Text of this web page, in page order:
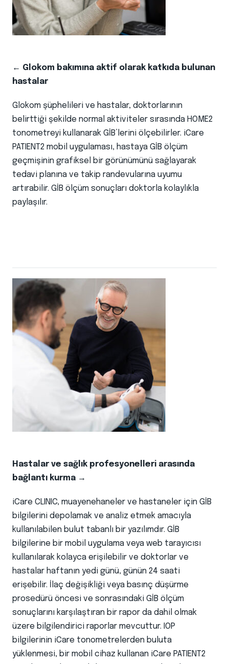
← Glokom bakımına aktif olarak katkıda bulunan
hastalar
Glokom şüphelileri ve hastalar, doktorlarının
belirttiği şekilde normal aktiviteler sırasında HOME2
tonometreyi kullanarak GİB’lerini ölçebilirler. iCare
PATIENT2 mobil uygulaması, hastaya GİB ölçüm
geçmişinin grafiksel bir görünümünü sağlayarak
tedavi planına ve takip randevularına uyumu
artırabilir. GİB ölçüm sonuçları doktorla kolaylıkla
paylaşılır.
Hastalar ve sağlık profesyonelleri arasında
bağlantı kurma →
iCare CLINIC, muayenehaneler ve hastaneler için GİB
bilgilerini depolamak ve analiz etmek amacıyla
kullanılabilen bulut tabanlı bir yazılımdır. GİB
bilgilerine bir mobil uygulama veya web tarayıcısı
kullanılarak kolayca erişilebilir ve doktorlar ve
hastalar haftanın yedi günü, günün 24 saati
erişebilir. İlaç değişikliği veya basınç düşürme
prosedürü öncesi ve sonrasındaki GİB ölçüm
sonuçlarını karşılaştıran bir rapor da dahil olmak
üzere bilgilendirici raporlar mevcuttur. IOP
bilgilerinin iCare tonometrelerden buluta
yüklenmesi, bir mobil cihaz kullanan iCare PATIENT2